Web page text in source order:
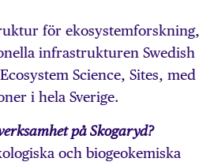
för ekosystemforskning,
infrastrukturen Swedish
Science, Sites, med
i hela Sverige.
på Skogaryd?
och biogeokemiska